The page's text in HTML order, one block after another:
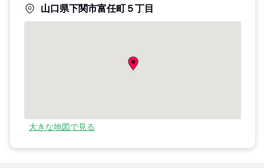
山口県下関市富任町５丁目
大きな地図で見る